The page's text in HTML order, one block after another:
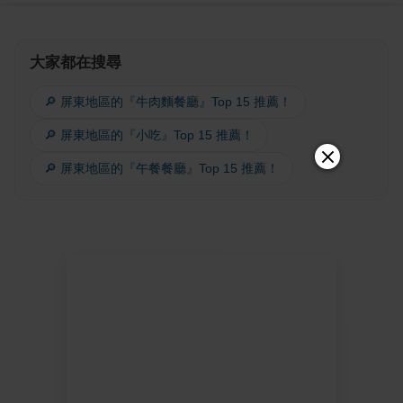
大家都在搜尋
🔎 屏東地區的『牛肉麵餐廳』Top 15 推薦！
🔎 屏東地區的『小吃』Top 15 推薦！
🔎 屏東地區的『午餐餐廳』Top 15 推薦！